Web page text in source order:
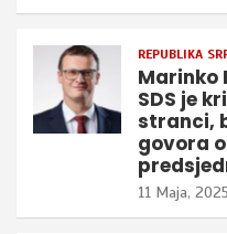
REPUBLIKA
Marinko
SDS je
stranci,
govora
11 Maja, 2025